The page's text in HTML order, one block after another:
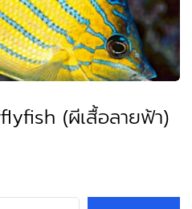
(ผีเสื้อลายฟ้า)